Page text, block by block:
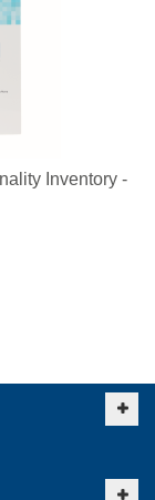
Inventory -